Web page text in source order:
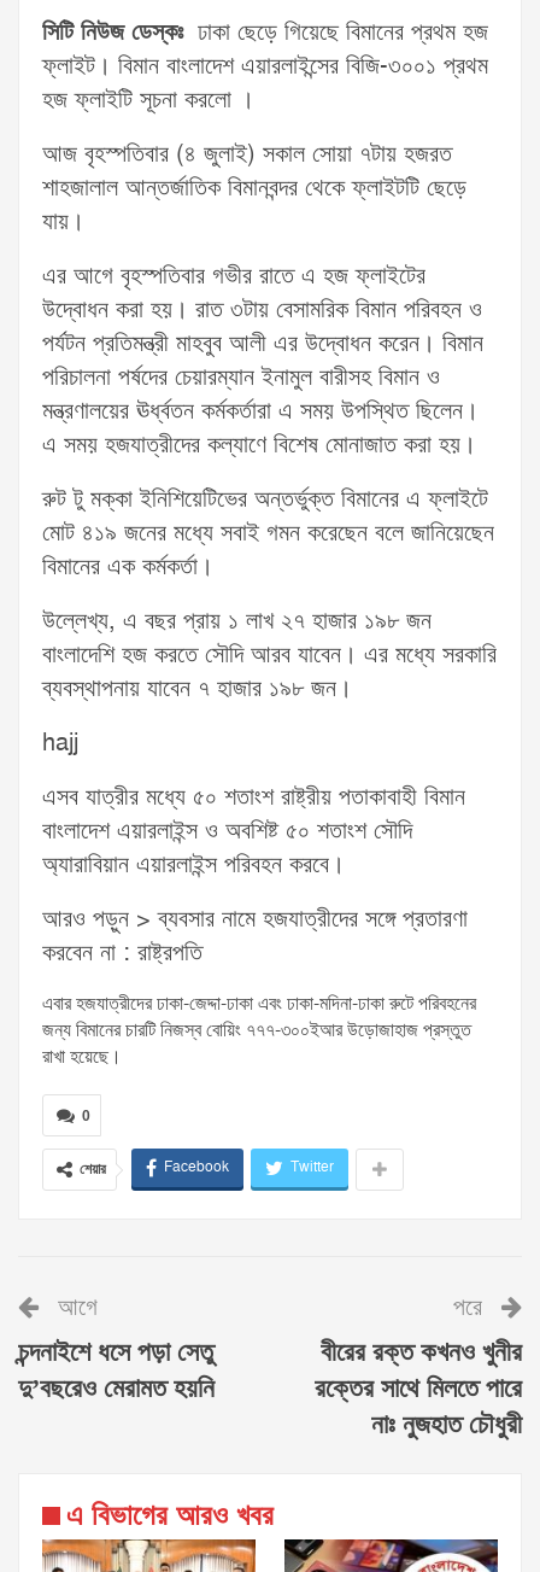
সিটি নিউজ ডেস্কঃঢাকা ছেড়ে গিয়েছে বিমানের প্রথম হজ
ফ্লাইট। বিমান বাংলাদেশ এয়ারলাইন্সের বিজি-৩০০১ প্রথম
হজ ফ্লাইটি সূচনা করলো ।
আজ বৃহস্পতিবার (৪ জুলাই) সকাল সোয়া ৭টায় হজরত
শাহজালাল আন্তর্জাতিক বিমানবন্দর থেকে ফ্লাইটটি ছেড়ে
যায়।
এর আগে বৃহস্পতিবার গভীর রাতে এ হজ ফ্লাইটের
উদ্বোধন করা হয়। রাত ৩টায় বেসামরিক বিমান পরিবহন ও
পর্যটন প্রতিমন্ত্রী মাহবুব আলী এর উদ্বোধন করেন। বিমান
পরিচালনা পর্ষদের চেয়ারম্যান ইনামুল বারীসহ বিমান ও
মন্ত্রণালয়ের ঊর্ধ্বতন কর্মকর্তারা এ সময় উপস্থিত ছিলেন।
এ সময় হজযাত্রীদের কল্যাণে বিশেষ মোনাজাত করা হয়।
রুট টু মক্কা ইনিশিয়েটিভের অন্তর্ভুক্ত বিমানের এ ফ্লাইটে
মোট ৪১৯ জনের মধ্যে সবাই গমন করেছেন বলে জানিয়েছেন
বিমানের এক কর্মকর্তা।
উল্লেখ্য, এ বছর প্রায় ১ লাখ ২৭ হাজার ১৯৮ জন
বাংলাদেশি হজ করতে সৌদি আরব যাবেন। এর মধ্যে সরকারি
ব্যবস্থাপনায় যাবেন ৭ হাজার ১৯৮ জন।
hajj
এসব যাত্রীর মধ্যে ৫০ শতাংশ রাষ্ট্রীয় পতাকাবাহী বিমান
বাংলাদেশ এয়ারলাইন্স ও অবশিষ্ট ৫০ শতাংশ সৌদি
অ্যারাবিয়ান এয়ারলাইন্স পরিবহন করবে।
আরও পড়ুন > ব্যবসার নামে হজযাত্রীদের সঙ্গে প্রতারণা
করবেন না : রাষ্ট্রপতি
এবার হজযাত্রীদের ঢাকা-জেদ্দা-ঢাকা এবং ঢাকা-মদিনা-ঢাকা রুটে পরিবহনের
জন্য বিমানের চারটি নিজস্ব বোয়িং ৭৭৭-৩০০ইআর উড়োজাহাজ প্রস্তুত
রাখা হয়েছে।
0
শেয়ার Facebook Twitter
আগে
চন্দনাইশে ধসে পড়া সেতু
দু’বছরেও মেরামত হয়নি
পরে
বীরের রক্ত কখনও খুনীর
রক্তের সাথে মিলতে পারে
নাঃ নুজহাত চৌধুরী
এ বিভাগের আরও খবর